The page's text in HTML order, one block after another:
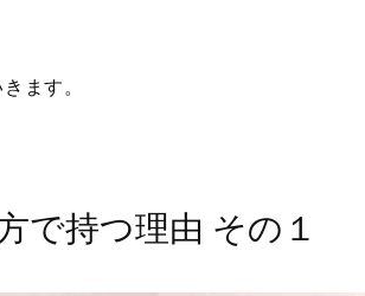
ます。
で持つ理由 その１